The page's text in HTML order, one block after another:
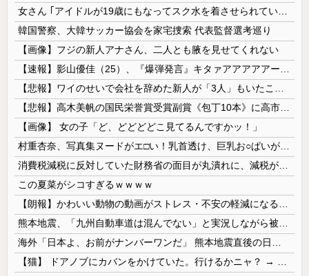
韓国警察、大韓サッカー協会を家宅捜索 代表監督選考巡り
【画像】フジの新人アナさん、二人とも腋を見せてくれない
【画像】 女の子「ど、どどどどこ見てるんですかッ！」
この夏菜がシコすぎるｗｗｗｗ